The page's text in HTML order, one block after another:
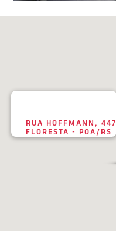
RUA HOFFMANN, 447
FLORESTA - POA/RS